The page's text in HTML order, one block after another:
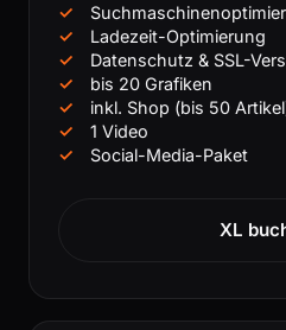
Ladezeit-Optimierung
Datenschutz & SSL-
bis 20 Grafiken
inkl. Shop (bis 50
1 Video
Social-Media-Paket
XL